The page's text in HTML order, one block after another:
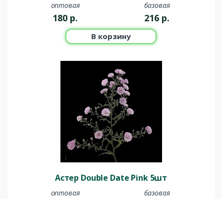
оптовая
180 р.
базовая
216 р.
В корзину
Астер Double Date Pink 5шт
оптовая базовая